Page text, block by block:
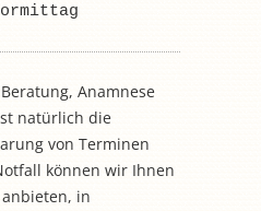
Anamnese
natürlich die
von Terminen
können wir Ihnen
in